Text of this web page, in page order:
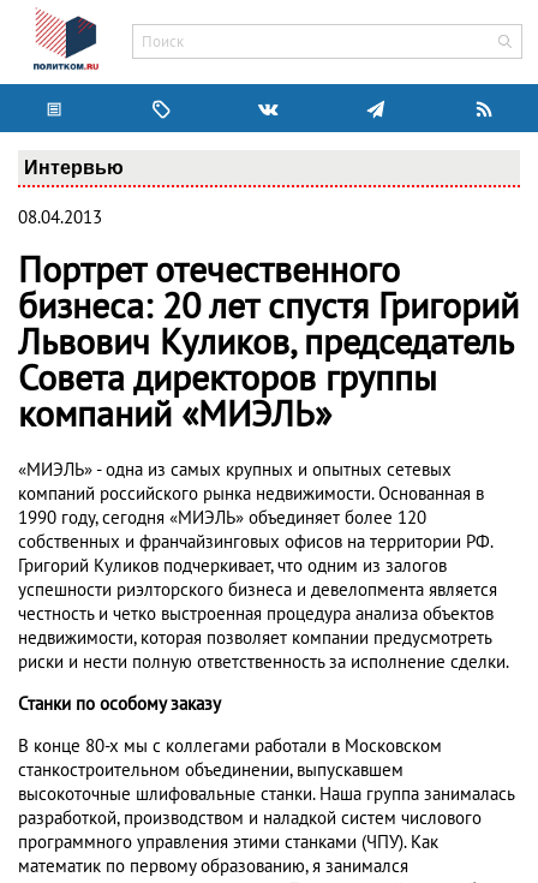
Интервью
08.04.2013
Портрет отечественного
бизнеса: 20 лет спустя Григорий
Львович Куликов, председатель
Совета директоров группы
компаний «МИЭЛЬ»
«МИЭЛЬ» - одна из самых крупных и опытных сетевых
компаний российского рынка недвижимости. Основанная в
1990 году, сегодня «МИЭЛЬ» объединяет более 120
собственных и франчайзинговых офисов на территории РФ.
Григорий Куликов подчеркивает, что одним из залогов
успешности риэлторского бизнеса и девелопмента является
честность и четко выстроенная процедура анализа объектов
недвижимости, которая позволяет компании предусмотреть
риски и нести полную ответственность за исполнение сделки.
Станки по особому заказу
В конце 80-х мы с коллегами работали в Московском
станкостроительном объединении, выпускавшем
высокоточные шлифовальные станки. Наша группа занималась
разработкой, производством и наладкой систем числового
программного управления этими станками (ЧПУ). Как
математик по первому образованию, я занимался